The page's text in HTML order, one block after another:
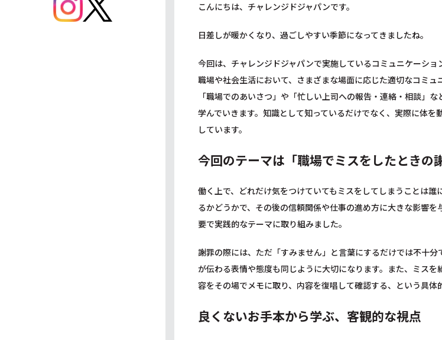
こんにちは、チャレンジドジャパンです。
日差しが暖かくなり、過ごしやすい季節になってきましたね。
今回は、チャレンジドジャパンで実施しているコミュニケーシ
職場や社会生活において、さまざまな場面に応じた適切なコミ
「職場でのあいさつ」や「忙しい上司への報告・連絡・相談」
学んでいきます。知識として知っているだけでなく、実際に体
しています。
今回のテーマは「職場でミスをしたときの
働く上で、どれだけ気をつけていてもミスをしてしまうことは
るかどうかで、その後の信頼関係や仕事の進め方に大きな影響
要で実践的なテーマに取り組みました。
謝罪の際には、ただ「すみません」と言葉にするだけでは不十
が伝わる表情や態度も同じように大切になります。また、ミス
容をその場でメモに取り、内容を復唱して確認する、という具
良くないお手本から学ぶ、客観的な視点